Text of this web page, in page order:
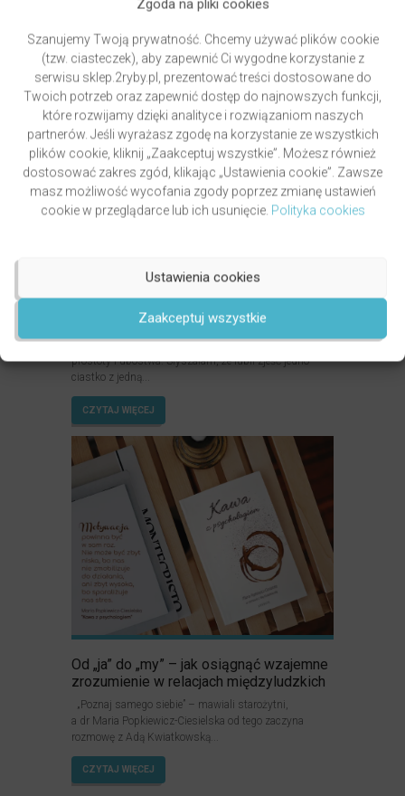
Zgoda na pliki cookies
Szanujemy Twoją prywatność. Chcemy używać plików cookie
(tzw. ciasteczek), aby zapewnić Ci wygodne korzystanie z
serwisu sklep.2ryby.pl, prezentować treści dostosowane do
Twoich potrzeb oraz zapewnić dostęp do najnowszych funkcji,
które rozwijamy dzięki analityce i rozwiązaniom naszych
partnerów. Jeśli wyrażasz zgodę na korzystanie ze wszystkich
plików cookie, kliknij „Zaakceptuj wszystkie”. Możesz również
dostosować zakres zgód, klikając „Ustawienia cookie”. Zawsze
masz możliwość wycofania zgody poprzez zmianę ustawień
cookie w przeglądarce lub ich usunięcie. Polityka cookies
Zaakceptuj wszystkie
Ustawienia cookies
jedyna”? Dlaczego warto czekać z seksem do ślubu?
Gdzie mężczyzna...
CZYTAJ WIĘCEJ
Slow life po chrześcijańsku
…podobno ks. Krzysztof był wielkim orędownikiem
prostoty i ubóstwa. Słyszałam, że lubił zjeść jedno
ciastko z jedną...
CZYTAJ WIĘCEJ
Od „ja” do „my” – jak osiągnąć wzajemne
zrozumienie w relacjach międzyludzkich
„Poznaj samego siebie” – mawiali starożytni,
a dr Maria Popkiewicz-Ciesielska od tego zaczyna
rozmowę z Adą Kwiatkowską...
CZYTAJ WIĘCEJ